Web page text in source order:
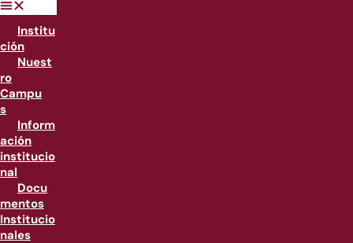
Institu
ción
Nuest
ro
Campu
s
Inform
ación
institucio
nal
Docu
mentos
Institucio
nales